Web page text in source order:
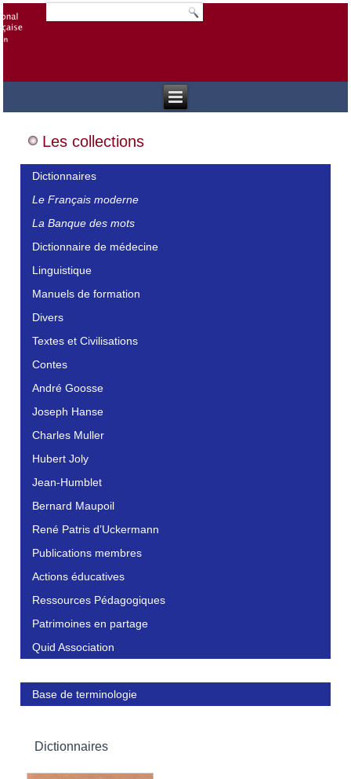
Les collections
Dictionnaires
Le Français moderne
La Banque des mots
Dictionnaire de médecine
Linguistique
Manuels de formation
Divers
Textes et Civilisations
Contes
André Goosse
Joseph Hanse
Charles Muller
Hubert Joly
Jean-Humblet
Bernard Maupoil
René Patris d’Uckermann
Publications membres
Actions éducatives
Ressources Pédagogiques
Patrimoines en partage
Quid Association
Base de terminologie
Dictionnaires